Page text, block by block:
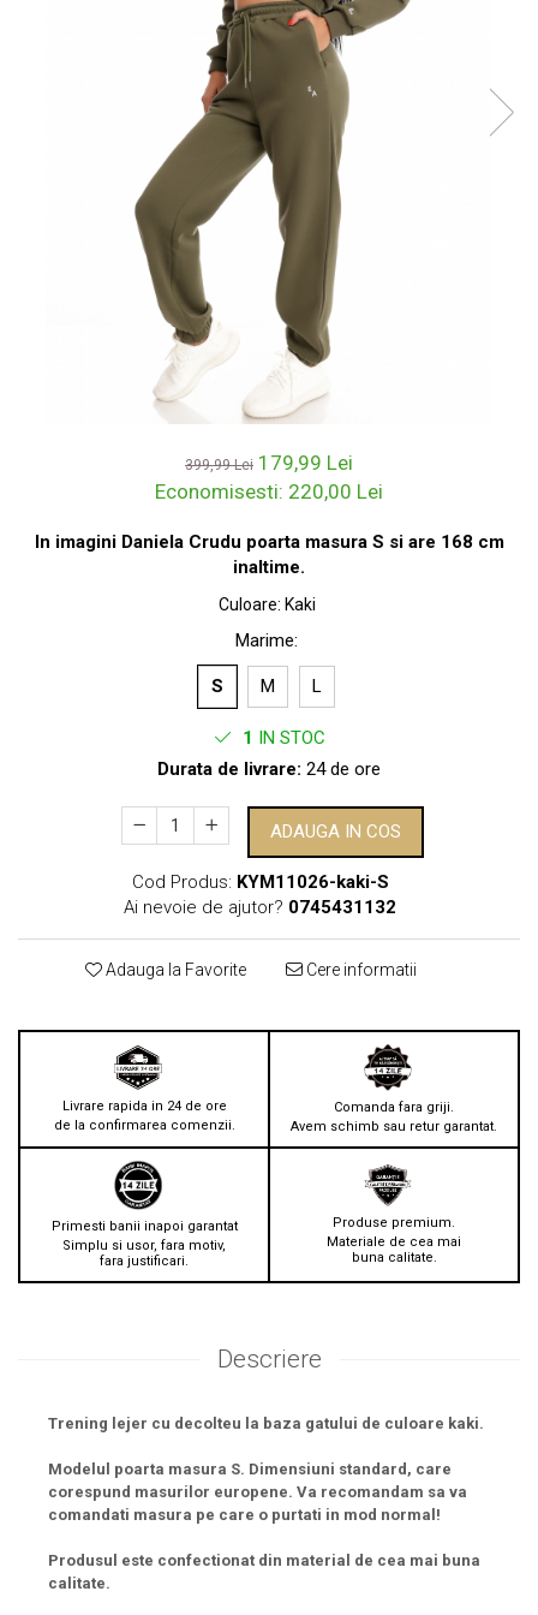
399,99 Lei 179,99 Lei
Economisesti: 220,00 Lei
In imagini Daniela Crudu poarta masura S si are 168 cm
inaltime.
Culoare: Kaki
Marime:
S M L
1 IN STOC
Durata de livrare: 24 de ore
ADAUGA IN COS
Cod Produs: KYM11026-kaki-S
Ai nevoie de ajutor? 0745431132
Adauga la Favorite Cere informatii
Livrare rapida in 24 de ore
de la confirmarea comenzii.
Comanda fara griji.
Avem schimb sau retur garantat.
Primesti banii inapoi garantat
Simplu si usor, fara motiv,
fara justificari.
Produse premium.
Materiale de cea mai
buna calitate.
Descriere
Trening lejer cu decolteu la baza gatului de culoare kaki.
Modelul poarta masura S. Dimensiuni standard, care
corespund masurilor europene. Va recomandam sa va
comandati masura pe care o purtati in mod normal!
Produsul este confectionat din material de cea mai buna
calitate.